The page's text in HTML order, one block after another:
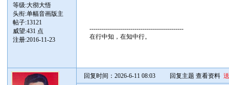
等级:大彻大悟
头衔:单幅音画版主
帖子:13121
威望:431 点
注册:2016-11-23
----------------------------------------------
在行中知，在知中行。
回复时间：2026-6-11 08:03 回复主题 查看资料